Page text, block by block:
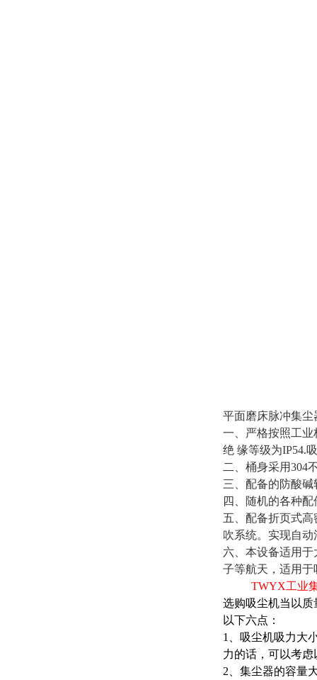
平面磨床脉冲集尘
一、严格按照工
绝 缘等级为IP54.
二、桶身采用304
三、配备的防酸
四、随机的各种
五、配备折页式
吹系统。实现自
六、本设备适用
子等航天，适用
TWYX工业集
选购吸尘机当以
以下六点：
1、吸尘机吸力大
力的话，可以考
2、集尘器的容量